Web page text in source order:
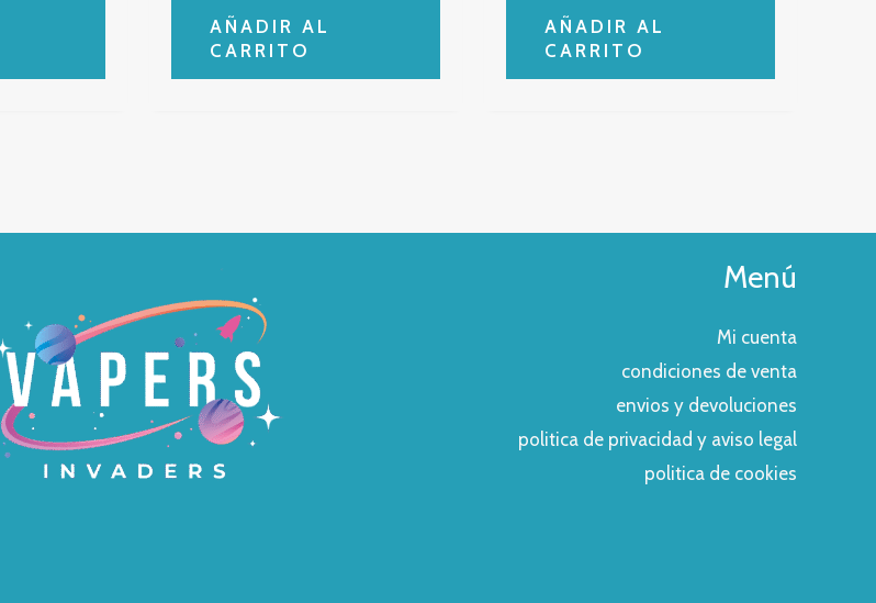
AÑADIR AL
CARRITO
AÑADIR AL
CARRITO
Menú
Mi cuenta
condiciones de venta
envios y devoluciones
politica de privacidad y aviso legal
politica de cookies